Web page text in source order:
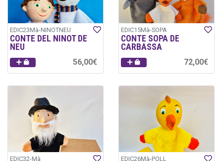
EDIC23Mà-NINOTNEU
CONTE DEL NINOT DE
NEU
56,00€
EDIC15Mà-SOPA
CONTE SOPA DE
CARBASSA
72,00€
EDIC32-Mà EDIC26Mà-POLL